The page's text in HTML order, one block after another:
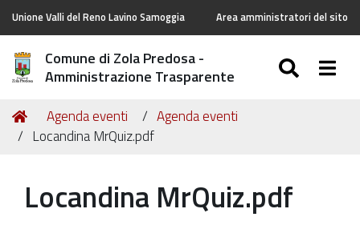
Unione Valli del Reno Lavino Samoggia Area amministratori del sito
Comune di Zola Predosa -
Amministrazione Trasparente
Tu
sei
Home
Agenda eventi
Agenda eventi
Locandina MrQuiz.pdf
Locandina MrQuiz.pdf